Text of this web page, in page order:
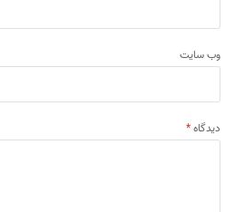
وب‌ سایت
دیدگاه*